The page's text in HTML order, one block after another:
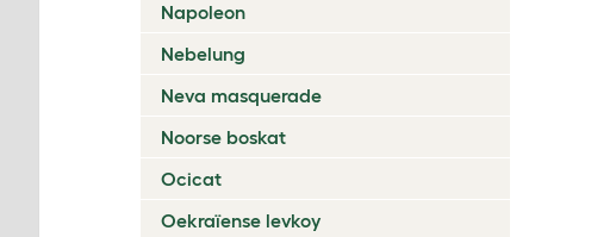
Napoleon
Nebelung
Neva masquerade
Noorse boskat
Ocicat
Oekraïense levkoy